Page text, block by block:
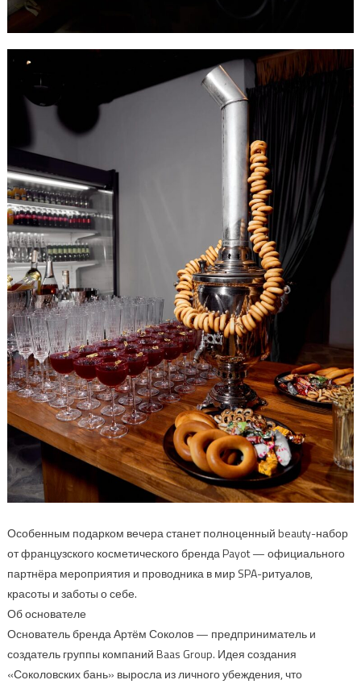
Особенным подарком вечера станет полноценный beauty-набор
от французского косметического бренда Payot — официального
партнёра мероприятия и проводника в мир SPA-ритуалов,
красоты и заботы о себе.
Об основателе
Основатель бренда Артём Соколов — предприниматель и
создатель группы компаний Baas Group. Идея создания
«Соколовских бань» выросла из личного убеждения, что